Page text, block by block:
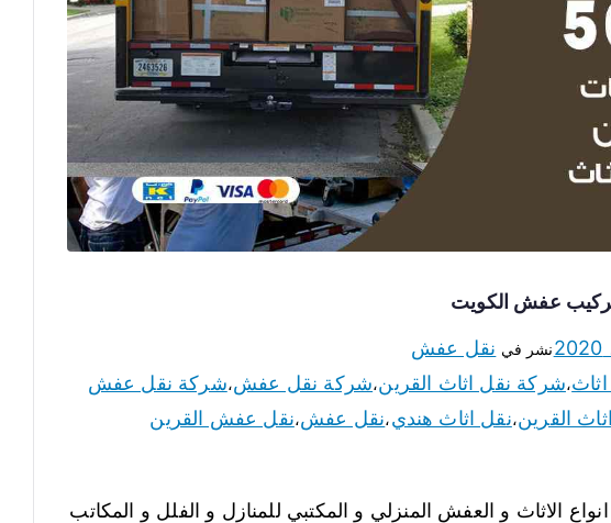
نشر في نقل عفش
،شركة نقل اثاث القرين،شركة نقل عفش،شركة نقل عفش
القرين،نقل اثاث هندي،نقل عفش،نقل عفش القرين
الاثاث و العفش المنزلي و المكتبي للمنازل و الفلل و المكاتب